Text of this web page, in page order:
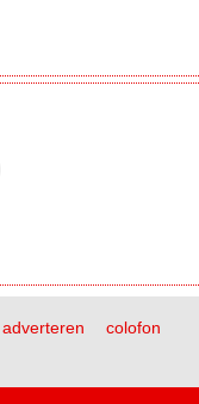
adverteren
colofon